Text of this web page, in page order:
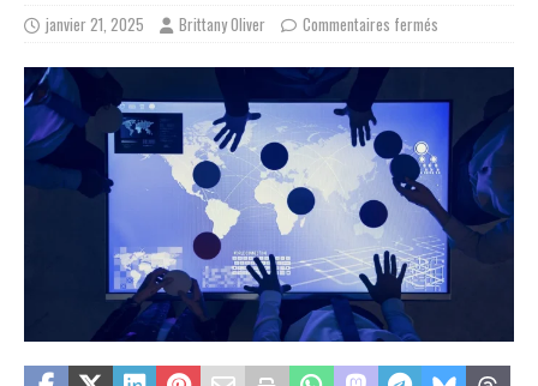
janvier 21, 2025 Brittany Oliver Commentaires fermés